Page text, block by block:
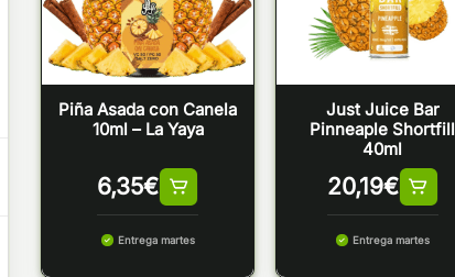
Piña Asada con Canela
10ml – La Yaya
6,35€
Entrega martes
Just Juice Bar
Pinneaple Shortfill
40ml
20,19€
Entrega martes